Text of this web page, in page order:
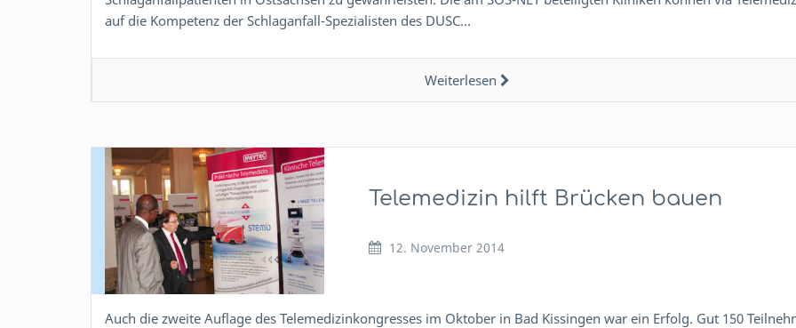
auf die Kompetenz der Schlaganfall-Spezialisten des DUSC…
Weiterlesen
Telemedizin hilft Brücken bauen
12. November 2014
Auch die zweite Auflage des Telemedizinkongresses im Oktober in Bad Kissingen war ein Erfolg. Gut 150